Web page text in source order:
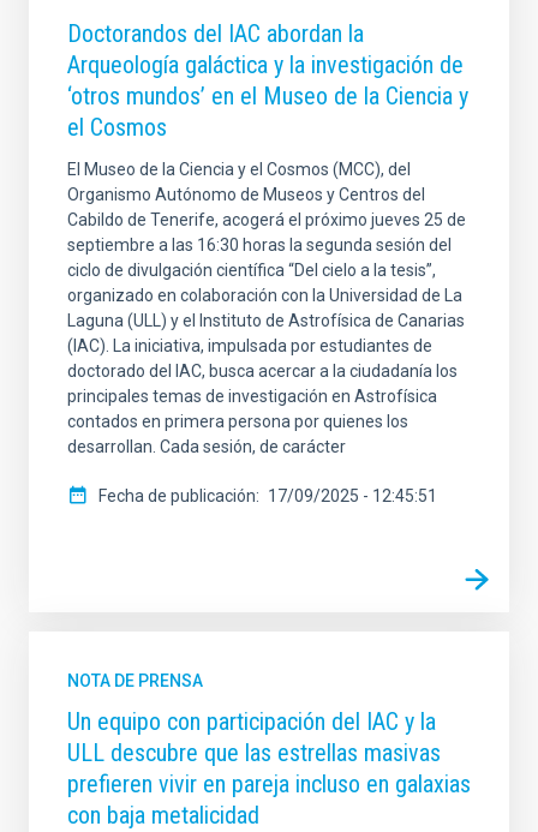
Doctorandos del IAC abordan la
Arqueología galáctica y la investigación de
‘otros mundos’ en el Museo de la Ciencia y
el Cosmos
El Museo de la Ciencia y el Cosmos (MCC), del
Organismo Autónomo de Museos y Centros del
Cabildo de Tenerife, acogerá el próximo jueves 25 de
septiembre a las 16:30 horas la segunda sesión del
ciclo de divulgación científica “Del cielo a la tesis”,
organizado en colaboración con la Universidad de La
Laguna (ULL) y el Instituto de Astrofísica de Canarias
(IAC). La iniciativa, impulsada por estudiantes de
doctorado del IAC, busca acercar a la ciudadanía los
principales temas de investigación en Astrofísica
contados en primera persona por quienes los
desarrollan. Cada sesión, de carácter
Fecha de publicación 17/09/2025 - 12:45:51
NOTA DE PRENSA
Un equipo con participación del IAC y la
ULL descubre que las estrellas masivas
prefieren vivir en pareja incluso en galaxias
con baja metalicidad